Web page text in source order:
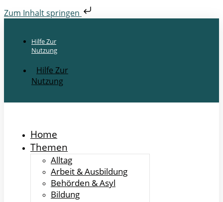
Zum Inhalt springen
Hilfe Zur
Nutzung
Hilfe Zur
Nutzung
Home
Themen
Alltag
Arbeit & Ausbildung
Behörden & Asyl
Bildung